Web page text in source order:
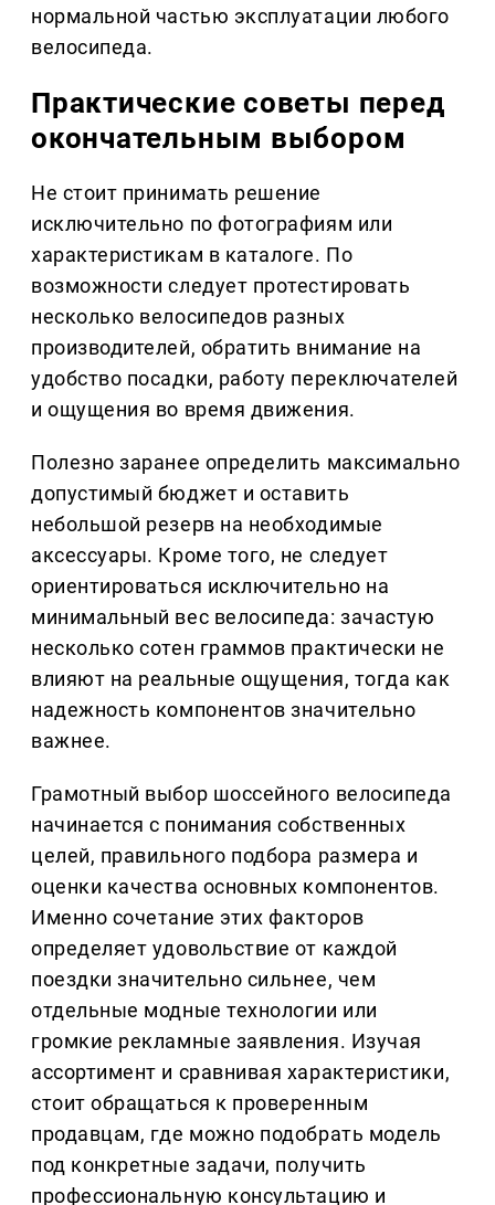
нормальной частью эксплуатации любого
велосипеда.
Практические советы перед
окончательным выбором
Не стоит принимать решение
исключительно по фотографиям или
характеристикам в каталоге. По
возможности следует протестировать
несколько велосипедов разных
производителей, обратить внимание на
удобство посадки, работу переключателей
и ощущения во время движения.
Полезно заранее определить максимально
допустимый бюджет и оставить
небольшой резерв на необходимые
аксессуары. Кроме того, не следует
ориентироваться исключительно на
минимальный вес велосипеда: зачастую
несколько сотен граммов практически не
влияют на реальные ощущения, тогда как
надежность компонентов значительно
важнее.
Грамотный выбор шоссейного велосипеда
начинается с понимания собственных
целей, правильного подбора размера и
оценки качества основных компонентов.
Именно сочетание этих факторов
определяет удовольствие от каждой
поездки значительно сильнее, чем
отдельные модные технологии или
громкие рекламные заявления. Изучая
ассортимент и сравнивая характеристики,
стоит обращаться к проверенным
продавцам, где можно подобрать модель
под конкретные задачи, получить
профессиональную консультацию и